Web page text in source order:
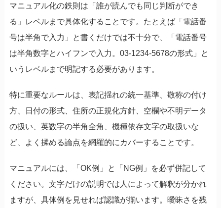
マニュアル化の鉄則は「誰が読んでも同じ判断ができ
る」レベルまで具体化することです。たとえば「電話番
号は半角で入力」と書くだけでは不十分で、「電話番号
は半角数字とハイフンで入力。03-1234-5678の形式」と
いうレベルまで明記する必要があります。
特に重要なルールは、表記揺れの統一基準、敬称の付け
方、日付の形式、住所の正規化方針、空欄や不明データ
の扱い、英数字の半角全角、機種依存文字の取扱いな
ど、よく揉める論点を網羅的にカバーすることです。
マニュアルには、「OK例」と「NG例」を必ず併記して
ください。文字だけの説明では人によって解釈が分かれ
ますが、具体例を見せれば認識が揃います。曖昧さを残